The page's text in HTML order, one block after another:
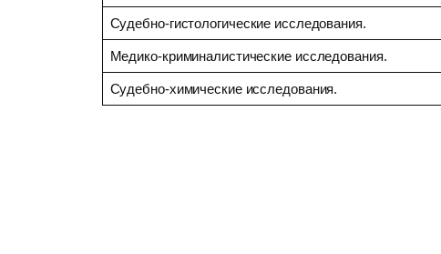
Судебно-гистологические исследования.
Медико-криминалистические исследования.
Судебно-химические исследования.